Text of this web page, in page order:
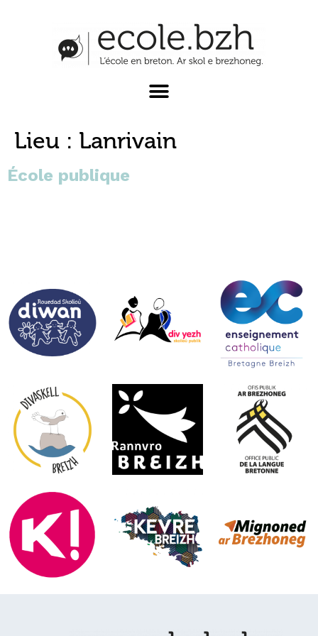
Lieu : Lanrivain
École publique